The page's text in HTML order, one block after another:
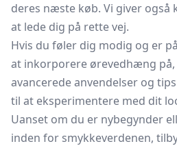
deres næste køb. Vi giver også
at lede dig på rette vej.
Hvis du føler dig modig og er
at inkorporere ørevedhæng på,
avancerede anvendelser og
til at eksperimentere med dit
Uanset om du er nybegynder
inden for smykkeverdenen,